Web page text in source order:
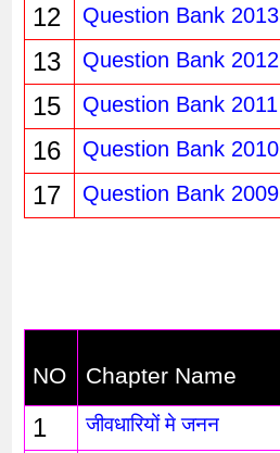
12 Question Bank 2013
13 Question Bank 2012
15 Question Bank 2011
16 Question Bank 2010
17 Question Bank 2009
NO Chapter Name
1 जीवधारियों मे जनन